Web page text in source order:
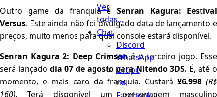
Ver
todas...
Chat
Discord
WhatsApp
Grupo
no
Outro game da franquia éSenran Kagura: Eestival
Versus. Este ainda não foi divulgado data de lançamento e
preços, muito menos para qual console estará disponível.
Senran Kagura 2: Deep Crimsoné o terceiro jogo. Esse
será lançado dia 07 de agosto para Nitendo 3DS. É, até o
momento, o mais caro da franquia. Custará¥6.998 (R$
160). Terá disponível um personagem masculino